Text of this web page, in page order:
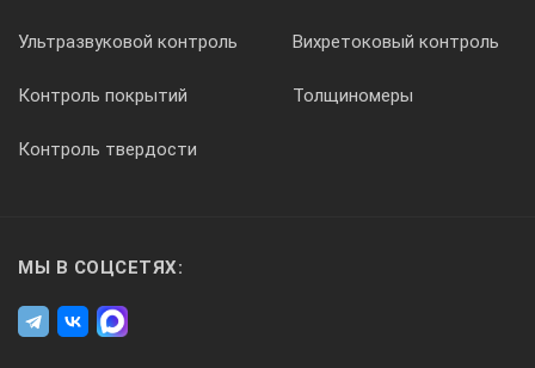
Ультразвуковой контроль Вихретоковый контроль
Контроль покрытий Толщиномеры
Контроль твердости
МЫ В СОЦСЕТЯХ: